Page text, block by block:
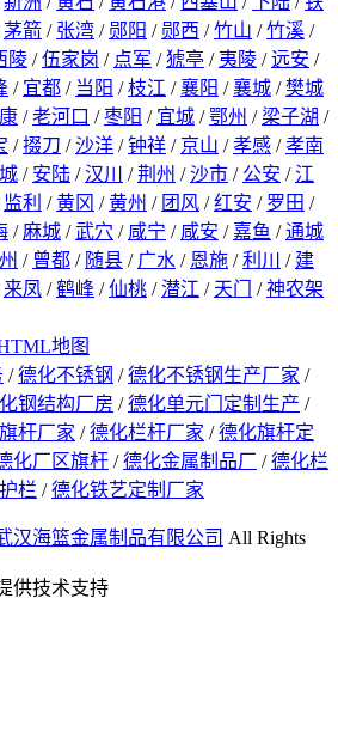
茅箭 / 张湾 / 郧阳 / 郧西 /竹山 /竹溪 /
陵 /伍家岗 / 点军 /猇亭 / 夷陵 /远安 /
/ 宜都 / 当阳 /枝江 /襄阳 /襄城 /樊城
/老河口 /枣阳 / 宜城 /鄂州 / 梁子湖 /
/掇刀 /沙洋 /钟祥 / 京山 /孝感 /孝南
/ 安陆 /汉川 /荆州 /沙市 / 公安 / 江
监利 /黄冈 /黄州 / 团风 /红安 / 罗田 /
/ 麻城 /武穴 / 咸宁 / 咸安 / 嘉鱼 /通城
/ 曾都 / 随县 / 广水 / 恩施 /利川 / 建
来凤 /鹤峰 /仙桃 /潜江 / 天门 /神农架
地图
/德化不锈钢 /德化不锈钢生产厂家 /
钢结构厂房 /德化单元门定制生产 /
杆厂家 /德化栏杆厂家 /德化旗杆定
化厂区旗杆 /德化金属制品厂 /德化栏
栏 /德化铁艺定制厂家
汉海篮金属制品有限公司 All Rights
供技术支持